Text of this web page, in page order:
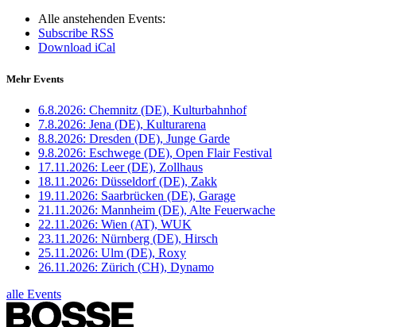
Alle anstehenden Events:
Subscribe RSS
Download iCal
Mehr Events
6.8.2026: Chemnitz (DE), Kulturbahnhof
7.8.2026: Jena (DE), Kulturarena
8.8.2026: Dresden (DE), Junge Garde
9.8.2026: Eschwege (DE), Open Flair Festival
17.11.2026: Leer (DE), Zollhaus
18.11.2026: Düsseldorf (DE), Zakk
19.11.2026: Saarbrücken (DE), Garage
21.11.2026: Mannheim (DE), Alte Feuerwache
22.11.2026: Wien (AT), WUK
23.11.2026: Nürnberg (DE), Hirsch
25.11.2026: Ulm (DE), Roxy
26.11.2026: Zürich (CH), Dynamo
alle Events